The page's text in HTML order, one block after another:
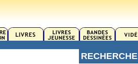
RECHERCHE